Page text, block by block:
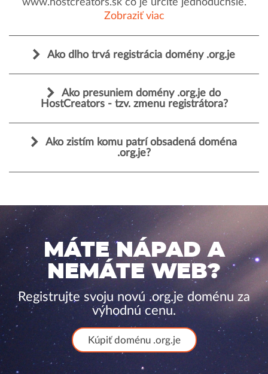
www.hostcreators.sk čo je určite jednoduchšie.
Zobraziť viac
Ako dlho trvá registrácia domény .org.je
Ako presuniem domény .org.je do
HostCreators - tzv. zmenu registrátora?
Ako zistím komu patrí obsadená doména
.org.je?
MÁTE NÁPAD A
NEMÁTE WEB?
Registrujte svoju novú .org.je doménu za
výhodnú cenu.
Kúpiť doménu .org.je